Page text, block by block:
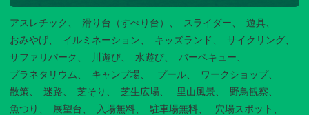
アスレチック 滑り台（すべり台） スライダー
遊具
おみやげ
イルミネーション キッズランド
サイクリング
サファリパーク
川遊び 水遊び
バーベキュー
プラネタリウム
キャンプ場 プール
ワークショップ
散策
迷路 芝そり 芝生広場 里山風景
野鳥観察
魚つり
展望台 入場無料 駐車場無料
穴場スポット